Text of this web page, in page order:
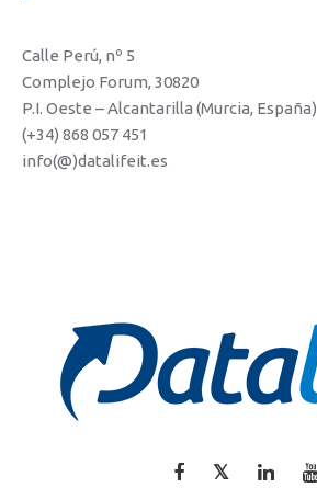
Calle Perú, nº 5
Complejo Forum, 30820
P.I. Oeste – Alcantarilla (Murcia, España)
(+34) 868 057 451
info(@)datalifeit.es